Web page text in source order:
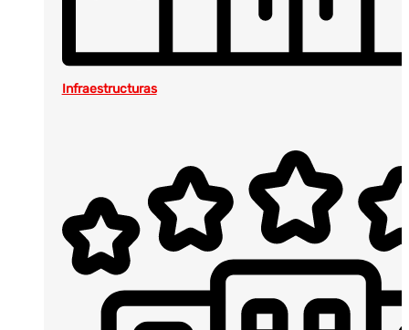
Infraestructuras